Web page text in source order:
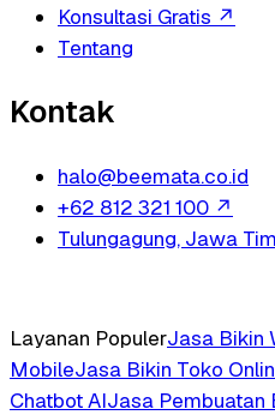
Konsultasi Gratis ↗
Tentang
Kontak
halo@beemata.co.id
+62 812 321 100 ↗
Tulungagung, Jawa
Layanan PopulerJasa Bikin
MobileJasa Bikin Toko
Chatbot AIJasa Pembuatan